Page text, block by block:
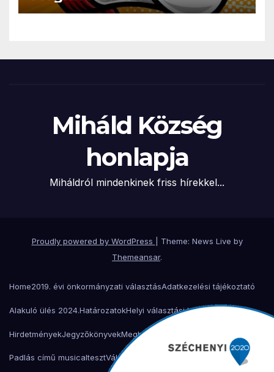
Miháld Község
honlapja
Miháldról mindenkinek friss hírekkel...
Proudly powered by WordPress
Theme: News Live by
Themeansar.
Home2019. évi önkormányzati választásAdatkezelési tájékoztató
Alakuló ülés 2024.HatározatokHelyi választási bizottság
HirdetményekJegyzőkönyvekMeghívók
Padlás című musicaltesztVálasztási bizottság Választási iroda